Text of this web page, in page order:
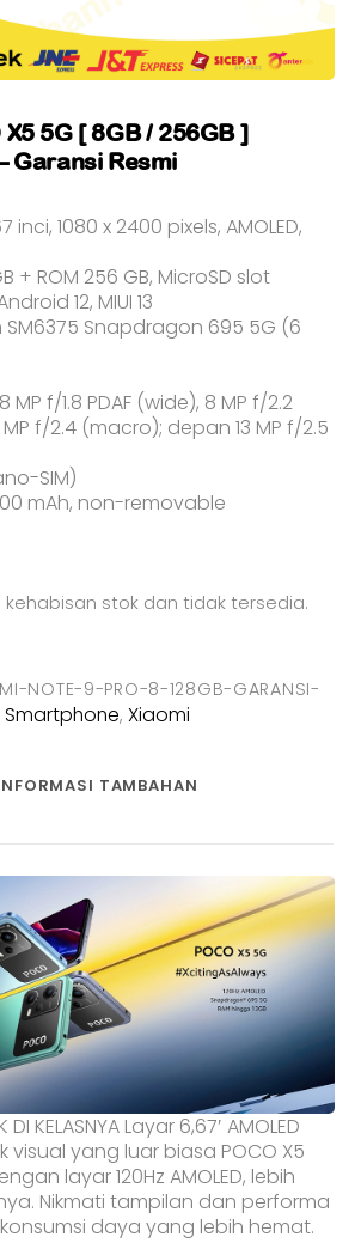
5G [ 8GB / 256GB ]
Garansi Resmi
inci, 1080 x 2400 pixels, AMOLED,
+ ROM 256 GB, MicroSD slot
12, MIUI 13
SM6375 Snapdragon 695 5G (6
MP f/1.8 PDAF (wide), 8 MP f/2.2
MP f/2.4 (macro); depan 13 MP f/2.5
SIM)
mAh, non-removable
kehabisan stok dan tidak tersedia.
NOTE-9-PRO-8-128GB-GARANSI-
Smartphone,Xiaomi
TAMBAHAN
DI KELASNYA Layar 6,67′ AMOLED
visual yang luar biasa POCO X5
layar 120Hz AMOLED, lebih
Nikmati tampilan dan performa
daya yang lebih hemat.